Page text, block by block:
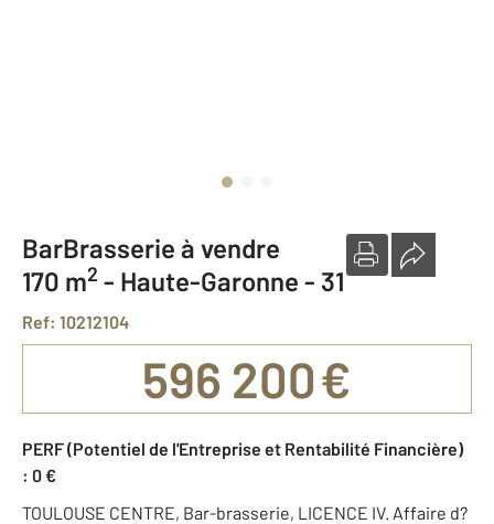
BarBrasserie à vendre
170 m2 - Haute-Garonne - 31
Ref: 10212104
596 200 €
PERF (Potentiel de l'Entreprise et Rentabilité Financière)
: 0 €
TOULOUSE CENTRE, Bar-brasserie, LICENCE IV. Affaire d?